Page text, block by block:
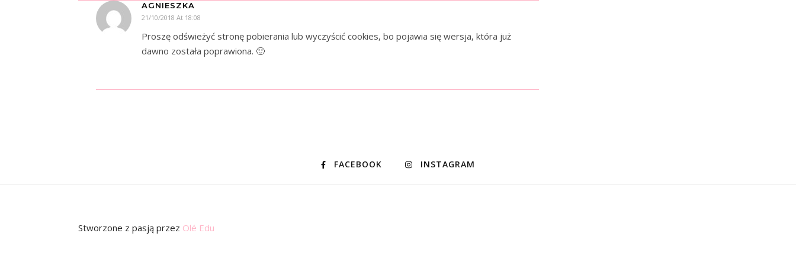
AGNIESZKA
21/10/2018 At 18:08
Proszę odświeżyć stronę pobierania lub wyczyścić cookies, bo pojawia się wersja, która już
dawno została poprawiona. 🙂
FACEBOOK INSTAGRAM
Stworzone z pasją przez Olé Edu